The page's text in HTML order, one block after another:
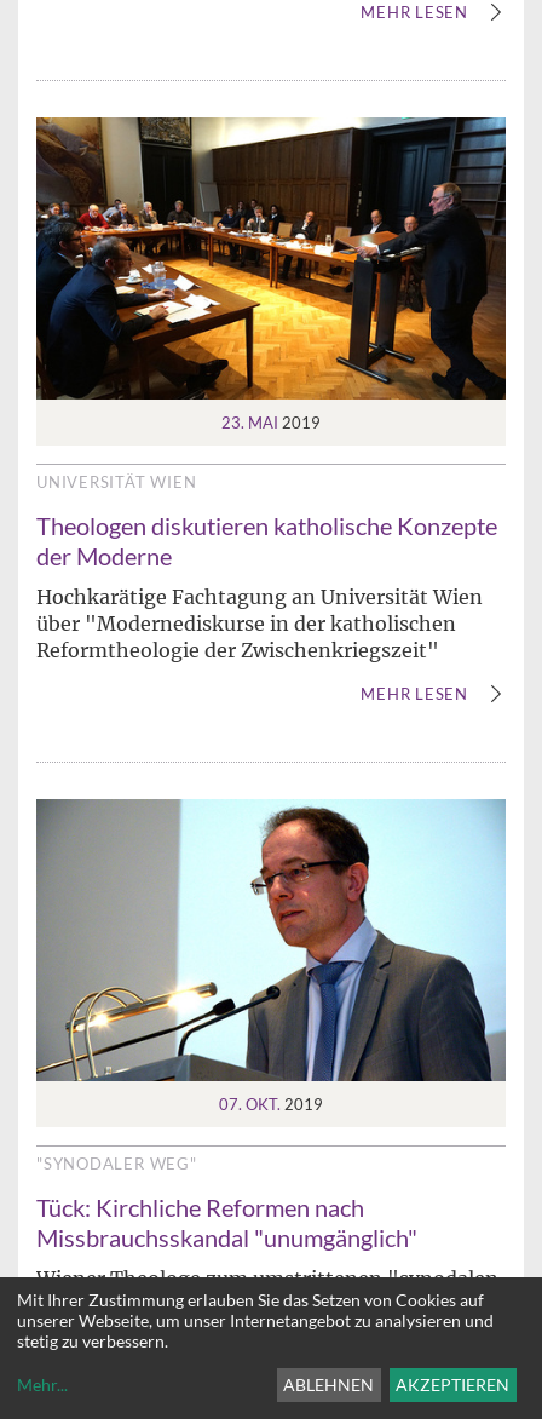
MEHR LESEN
23. MAI 2019
UNIVERSITÄT WIEN
Theologen diskutieren katholische Konzepte
der Moderne
Hochkarätige Fachtagung an Universität Wien
über "Modernediskurse in der katholischen
Reformtheologie der Zwischenkriegszeit"
MEHR LESEN
07. OKT. 2019
"SYNODALER WEG"
Tück: Kirchliche Reformen nach
Missbrauchsskandal "unumgänglich"
Wiener Theologe zum umstrittenen "synodalen
Weg" in Deutschland:
"Betroffenheitsbekundungen reichen als
Antwort ebenso wenig aus wie finanzielle
Entschädigungen für die Opfer"
Mit Ihrer Zustimmung erlauben Sie das Setzen von Cookies auf
unserer Webseite, um unser Internetangebot zu analysieren und
stetig zu verbessern.
Mehr... ABLEHNEN AKZEPTIEREN